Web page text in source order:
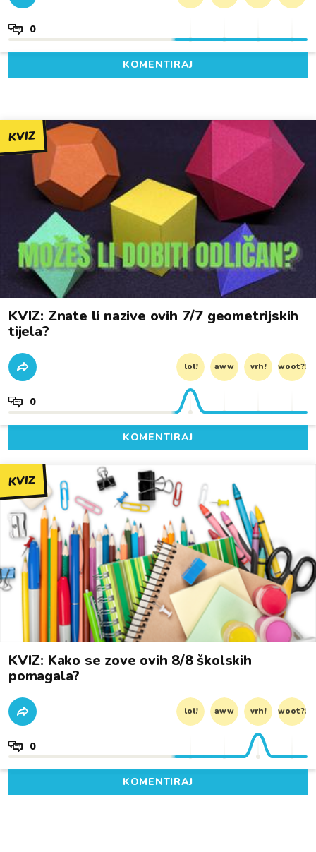
0
KOMENTIRAJ
KVIZ
KVIZ: Znate li nazive ovih 7/7 geometrijskih
tijela?
lol! aww vrh! woot?!
0
KOMENTIRAJ
KVIZ
KVIZ: Kako se zove ovih 8/8 školskih
pomagala?
lol! aww vrh! woot?!
0
KOMENTIRAJ